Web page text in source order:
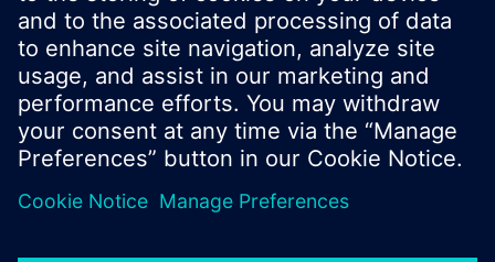
© Siemens Schweiz AG 2020
Preise: unverbindliche Preisempfehlung ohne
MWSt in EUR